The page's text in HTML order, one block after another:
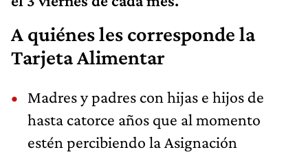
A quiénes les corresponde la
Tarjeta Alimentar
Madres y padres con hijas e hijos de
hasta catorce años que al momento
estén percibiendo la Asignación